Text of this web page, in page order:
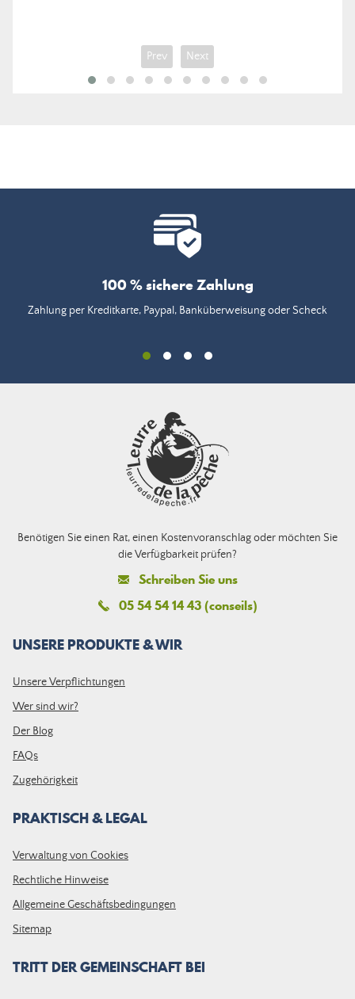
Prev Next
100 % sichere Zahlung
Zahlung per Kreditkarte, Paypal, Banküberweisung oder Scheck
Benötigen Sie einen Rat, einen Kostenvoranschlag oder möchten Sie
die Verfügbarkeit prüfen?
Schreiben Sie uns
05 54 54 14 43 (conseils)
UNSERE PRODUKTE & WIR
Unsere Verpflichtungen
Wer sind wir?
Der Blog
FAQs
Zugehörigkeit
PRAKTISCH & LEGAL
Verwaltung von Cookies
Rechtliche Hinweise
Allgemeine Geschäftsbedingungen
Sitemap
TRITT DER GEMEINSCHAFT BEI